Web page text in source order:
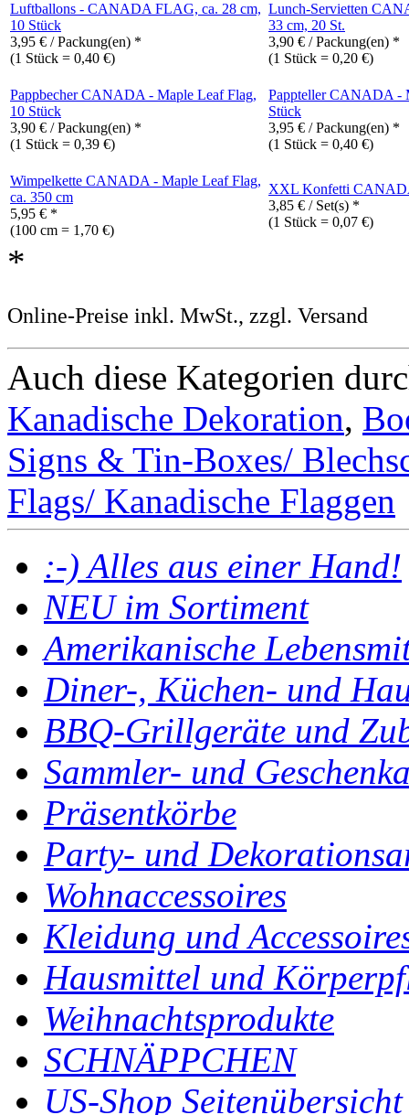
Luftballons - CANADA FLAG, ca. 28 cm,
10 Stück
3,95 € / Packung(en) *
(1 Stück = 0,40 €)
Lunch-Servietten
33 cm, 20 St.
3,90 € / Packung(en) *
(1 Stück = 0,20 €)
Pappbecher CANADA - Maple Leaf Flag,
10 Stück
3,90 € / Packung(en) *
(1 Stück = 0,39 €)
Pappteller CANADA -
Stück
3,95 € / Packung(en) *
(1 Stück = 0,40 €)
Wimpelkette CANADA - Maple Leaf Flag,
ca. 350 cm
5,95 € *
(100 cm = 1,70 €)
XXL Konfetti
3,85 € / Set(s) *
(1 Stück = 0,07 €)
*
Online-Preise inkl. MwSt., zzgl. Versand
Auch diese Kategorien
Kanadische Dekoration,
Signs & Tin-Boxes/
Flags/ Kanadische Flaggen
:-) Alles aus einer Hand!
NEU im Sortiment
Amerikanische
Diner-, Küchen- und
BBQ-Grillgeräte und
Sammler- und
Präsentkörbe
Party- und
Wohnaccessoires
Kleidung und
Hausmittel und
Weihnachtsprodukte
SCHNÄPPCHEN
US-Shop Seitenübersicht